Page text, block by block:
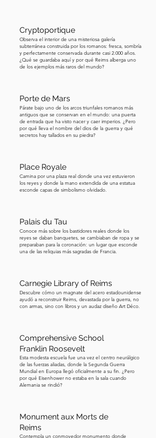
ingleses. A pesar del intenso
interrogatorio, no pudieron hacer que
dijera nada que probara claramente su
culpa. La presionaron para que negara
debería haber sido el final. En cambio,
la engañaron. En la prisión, le quitaron
su ropa y le dejaron ropa de hombre –
y cuando se la volvió a poner, dijeron
añadieron el cargo de travestismo, que
consideraban una ofensa religiosa
grave. Fue condenada y, bajo la ley de
sucedió. A lo largo de los siglos, tanto
la Iglesia como la monarquía francesa
intentaron desviar la culpa,
especialmente después de que
Juana lentamente pasó a ser vista no
como una hereje, sino como una mártir
santa. Y en mil novecientos veinte, casi
que aquí está de nuevo, con su
armadura "prohibida", ya no una
hereje condenada – sino la patrona de
Francia. Su historia nos recuerda cómo
las perspectivas cambian con el
narran. Juana está aquí hoy como un
testamento al coraje, la resiliencia, y el
Cryptoportique
Observa el interior de una misteriosa galería
subterránea construida por los romanos: fresca, sombría
y perfectamente conservada durante casi 2.000 años.
¿Qué se guardaba aquí y por qué Reims alberga uno
de los ejemplos más raros del mundo?
Porte de Mars
Párate bajo uno de los arcos triunfales romanos más
antiguos que se conservan en el mundo: una puerta
de entrada que ha visto nacer y caer imperios. ¿Pero
por qué lleva el nombre del dios de la guerra y qué
secretos hay tallados en su piedra?
Place Royale
Camina por una plaza real donde una vez estuvieron
los reyes y donde la mano extendida de una estatua
esconde capas de simbolismo olvidado.
Palais du Tau
Conoce más sobre los bastidores reales donde los
reyes se daban banquetes, se cambiaban de ropa y se
preparaban para la coronación: un lugar que esconde
una de las reliquias más sagradas de Francia.
Carnegie Library of Reims
Descubre cómo un magnate del acero estadounidense
ayudó a reconstruir Reims, devastada por la guerra, no
con armas, sino con libros y un audaz diseño Art Déco.
Comprehensive School
Franklin Roosevelt
Esta modesta escuela fue una vez el centro neurálgico
de las fuerzas aliadas, donde la Segunda Guerra
Mundial en Europa llegó oficialmente a su fin. ¿Pero
por qué Eisenhower no estaba en la sala cuando
Alemania se rindió?
Monument aux Morts de
Reims
Contempla un conmovedor monumento donde